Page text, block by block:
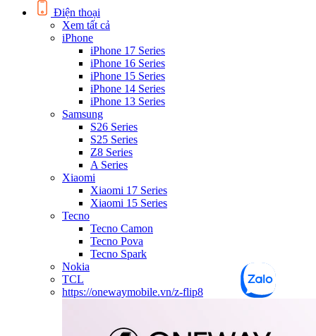
Điện thoại
Xem tất cả
iPhone
iPhone 17 Series
iPhone 16 Series
iPhone 15 Series
iPhone 14 Series
iPhone 13 Series
Samsung
S26 Series
S25 Series
Z8 Series
A Series
Xiaomi
Xiaomi 17 Series
Xiaomi 15 Series
Tecno
Tecno Camon
Tecno Pova
Tecno Spark
Nokia
TCL
https://onewaymobile.vn/z-flip8